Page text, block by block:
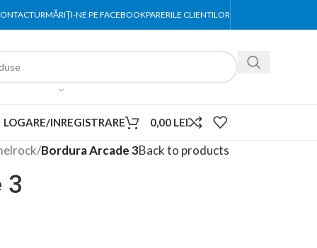
URMĂRIȚI-NE PE FACEBOOKPARERILE CLIENTILOR
LOGARE/INREGISTRARE 0,00 LEI
/Bordura Arcade 3Back to products